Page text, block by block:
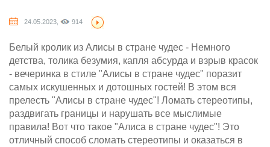
24.05.2023, 914
Белый кролик из Алисы в стране чудес - Немного
детства, толика безумия, капля абсурда и взрыв красок
- вечеринка в стиле "Алисы в стране чудес" поразит
самых искушенных и дотошных гостей! В этом вся
прелесть "Алисы в стране чудес"! Ломать стереотипы,
раздвигать границы и нарушать все мыслимые
правила! Вот что такое "Алиса в стране чудес"! Это
отличный способ сломать стереотипы и оказаться в